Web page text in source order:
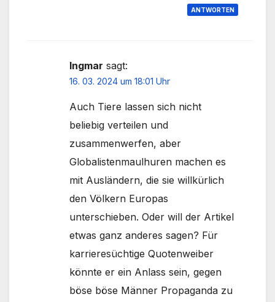
ANTWORTEN
Ingmar sagt:
16. 03. 2024 um 18:01 Uhr
Auch Tiere lassen sich nicht
beliebig verteilen und
zusammenwerfen, aber
Globalistenmaulhuren machen es
mit Ausländern, die sie willkürlich
den Völkern Europas
unterschieben. Oder will der Artikel
etwas ganz anderes sagen? Für
karrieresüchtige Quotenweiber
könnte er ein Anlass sein, gegen
böse böse Männer Propaganda zu